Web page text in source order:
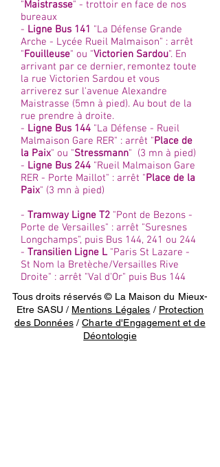
"Maistrasse" - trottoir en face de nos
bureaux
- Ligne Bus 141 "La Défense Grande
Arche - Lycée Rueil Malmaison" : arrêt
"Fouilleuse" ou "Victorien Sardou". En
arrivant par ce dernier, remontez toute
la rue Victorien Sardou et vous
arriverez sur l'avenue Alexandre
Maistrasse (5mn à pied). Au bout de la
rue prendre à droite.
- Ligne Bus 144 "La Défense - Rueil
Malmaison Gare RER" : arrêt "Place de
la Paix" ou "Stressmann" (3 mn à pied)
- Ligne Bus 244 "Rueil Malmaison Gare
RER - Porte Maillot" : arrêt "Place de la
Paix" (3 mn à pied)
- Tramway Ligne T2 "Pont de Bezons -
Porte de Versailles" : arrêt "Suresnes
Longchamps", puis Bus 144, 241 ou 244
- Transilien Ligne L"Paris St Lazare -
St Nom la Bretèche/Versailles Rive
Droite" : arrêt "Val d'Or" puis Bus 144
Tous droits réservés © La Maison du Mieux-
Etre SASU / Mentions Légales / Protection
des Données/Charte d'Engagement et de
Déontologie